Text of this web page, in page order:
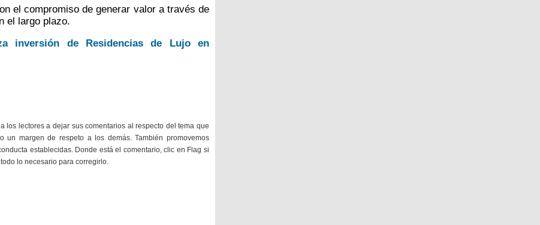
el compromiso de generar valor a través de
el largo plazo.
inversión de Residencias de Lujo en
los lectores a dejar sus comentarios al respecto del tema que
un margen de respeto a los demás. También promovemos
establecidas. Donde está el comentario, clic en Flag si
lo necesario para corregirlo.